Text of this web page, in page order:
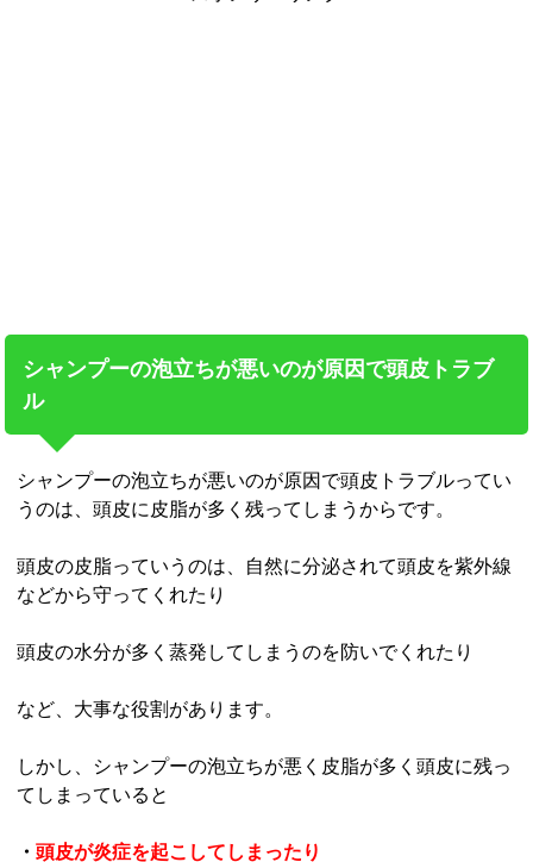
シャンプーの泡立ちが悪いのが原因で頭皮トラブ
ル
シャンプーの泡立ちが悪いのが原因で頭皮トラブルってい
うのは、頭皮に皮脂が多く残ってしまうからです。
頭皮の皮脂っていうのは、自然に分泌されて頭皮を紫外線
などから守ってくれたり
頭皮の水分が多く蒸発してしまうのを防いでくれたり
など、大事な役割があります。
しかし、シャンプーの泡立ちが悪く皮脂が多く頭皮に残っ
てしまっていると
・頭皮が炎症を起こしてしまったり